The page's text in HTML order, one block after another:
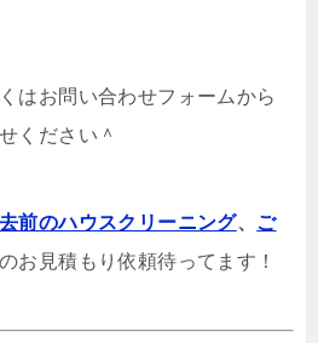
はお問い合わせフォームから
ください＾
前のハウスクリーニング、 ご
お見積もり依頼待ってます！